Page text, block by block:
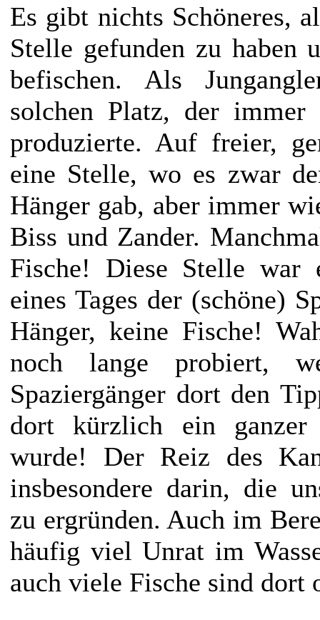
Es gibt nichts Schöneres,
Stelle gefunden zu haben
befischen. Als
solchen Platz, der immer
produzierte. Auf freier,
eine Stelle, wo es zwar
Hänger gab, aber immer
Biss und Zander.
Fische! Diese Stelle war
eines Tages der (schöne)
Hänger, keine Fische!
noch lange probiert,
Spaziergänger dort den
dort kürzlich ein ganzer
wurde! Der Reiz des
insbesondere darin, die
zu ergründen. Auch im
häufig viel Unrat im
auch viele Fische sind dort